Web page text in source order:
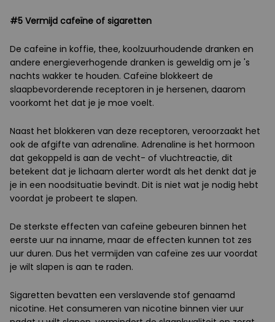
#5 Vermijd cafeïne of sigaretten
De cafeïne in koffie, thee, koolzuurhoudende dranken en
andere energieverhogende dranken is geweldig om je 's
nachts wakker te houden. Cafeïne blokkeert de
slaapbevorderende receptoren in je hersenen, daarom
voorkomt het dat je je moe voelt.
Naast het blokkeren van deze receptoren, veroorzaakt het
ook de afgifte van adrenaline. Adrenaline is het hormoon
dat gekoppeld is aan de vecht- of vluchtreactie, dit
betekent dat je lichaam alerter wordt als het denkt dat je
je in een noodsituatie bevindt. Dit is niet wat je nodig hebt
voordat je probeert te slapen.
De sterkste effecten van cafeïne gebeuren binnen het
eerste uur na inname, maar de effecten kunnen tot zes
uur duren. Dus het vermijden van cafeïne zes uur voordat
je wilt slapen is aan te raden.
Sigaretten bevatten een verslavende stof genaamd
nicotine. Het consumeren van nicotine binnen vier uur